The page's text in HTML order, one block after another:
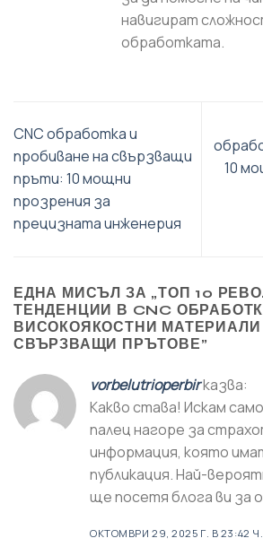
навигират
обработката.
CNC обработка и
пробиване на свързващи
пръти: 10 мощни
прозрения за
прецизната инженерия
10
ЕДНА МИСЪЛ ЗА „ТОП 10
ТЕНДЕНЦИИ В CNC
ВИСОКОЯКОСТНИ МАТЕРИАЛИ
СВЪРЗВАЩИ ПРЪТОВЕ”
vorbelutrioperbirказва:
Какво става! Искам
палец нагоре за
информация, която
публикация. Най-
ще посетя блога ви за
ОКТОМВРИ 29, 2025 Г. В 23:42 Ч.